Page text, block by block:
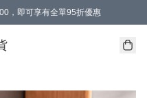
，即可享有全單95折優惠
費購物滿HK$680(折扣後），可享有